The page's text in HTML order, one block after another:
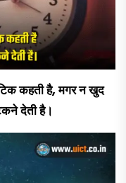
कहती है, मगर न खुद
देती है।